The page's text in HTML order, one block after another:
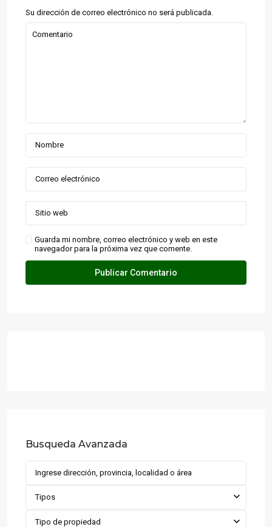
Su dirección de correo electrónico no será publicada.
Guarda mi nombre, correo electrónico y web en este
navegador para la próxima vez que comente.
Busqueda Avanzada
Tipos
Tipo de propiedad